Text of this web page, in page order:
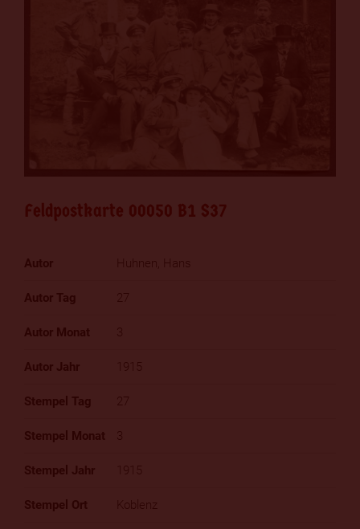
Feldpostkarte 00050 B1 S37
Huhnen, Hans
27
3
1915
27
3
1915
Koblenz